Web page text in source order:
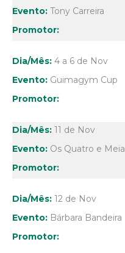
Tony Carreira
4 a 6 de Nov
Guimagym Cup
11 de Nov
Os Quatro e Meia
12 de Nov
Bárbara Bandeira